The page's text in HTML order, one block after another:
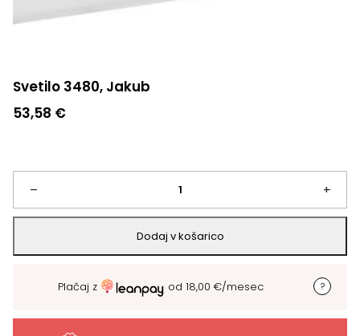
Svetilo 3480, Jakub
53,58 €
–
Svetilo
3480,
Jakub
+
Dodaj v košarico
Plačaj z od 18,00 €/mesec